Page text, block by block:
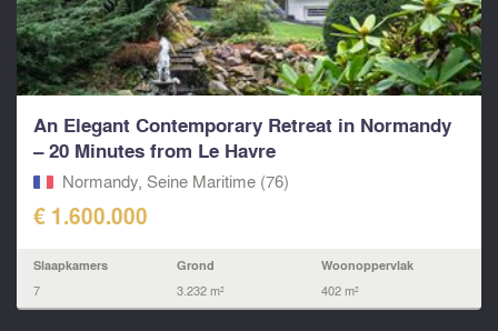
An Elegant Contemporary Retreat in Normandy
– 20 Minutes from Le Havre
Normandy, Seine Maritime (76)
€ 1.600.000
Slaapkamers
7
Grond
3.232 m²
Woonoppervlak
402 m²